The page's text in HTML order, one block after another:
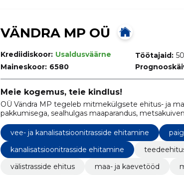
VÄNDRA MP OÜ
Krediidiskoor: Usaldusväärne
Maineskoor: 6580
Töötajaid: 50
Meie kogemus, teie kindlus!
OÜ Vändra MP tegeleb mitmekülgsete ehitus- ja
pakkumisega, sealhulgas maaparandus,
lammutustööd ja turba tootmine.
vee- ja kanalisatsioonitrasside ehitamine
kanalisatsioonitrasside ehitamine
välistrasside ehitus
maa- ja kaevetööd